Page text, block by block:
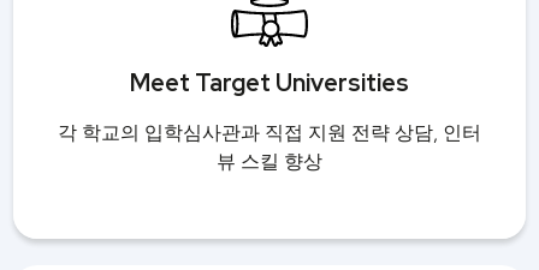
Meet Target Universities
각 학교의 입학심사관과 직접 지원 전략 상담, 인터
뷰 스킬 향상